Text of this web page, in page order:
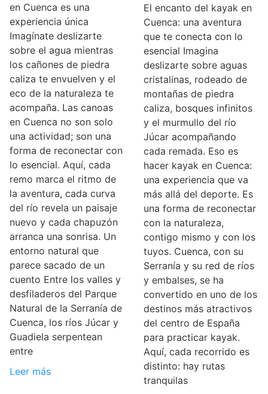
en Cuenca es una
experiencia única
Imagínate deslizarte
sobre el agua mientras
los cañones de piedra
caliza te envuelven y el
eco de la naturaleza te
acompaña. Las canoas
en Cuenca no son solo
una actividad; son una
forma de reconectar con
lo esencial. Aquí, cada
remo marca el ritmo de
la aventura, cada curva
del río revela un paisaje
nuevo y cada chapuzón
arranca una sonrisa. Un
entorno natural que
parece sacado de un
cuento Entre los valles y
desfiladeros del Parque
Natural de la Serranía de
Cuenca, los ríos Júcar y
Guadiela serpentean
entre
Leer más
El encanto del kayak en
Cuenca: una aventura
que te conecta con lo
esencial Imagina
deslizarte sobre aguas
cristalinas, rodeado de
montañas de piedra
caliza, bosques infinitos
y el murmullo del río
Júcar acompañando
cada remada. Eso es
hacer kayak en Cuenca:
una experiencia que va
más allá del deporte. Es
una forma de reconectar
con la naturaleza,
contigo mismo y con los
tuyos. Cuenca, con su
Serranía y su red de ríos
y embalses, se ha
convertido en uno de los
destinos más atractivos
del centro de España
para practicar kayak.
Aquí, cada recorrido es
distinto: hay rutas
tranquilas